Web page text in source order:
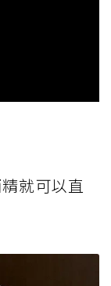
就可以直